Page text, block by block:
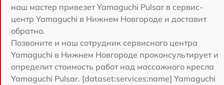
наш мастер привезет Yamaguchi Pulsar в сервис-
центр Yamaguchi в Нижнем Новгороде и доставит
обратно.
Позвоните и наш сотрудник сервисного центра
Yamaguchi в Нижнем Новгороде проконсультирует и
определит стоимость работ над массажного кресла
Yamaguchi Pulsar. [dataset:services:name] Yamaguchi